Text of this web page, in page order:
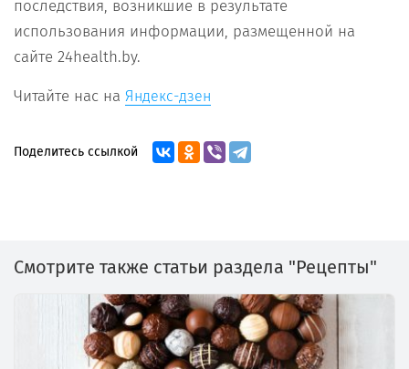
последствия, возникшие в результате
использования информации, размещенной на
сайте 24health.by.
Читайте нас на Яндекс-дзен
Поделитесь ссылкой
Смотрите также статьи раздела "Рецепты"